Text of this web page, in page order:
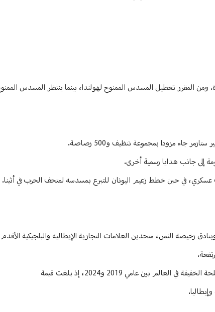
ومن المقرر تعطيل المسدس الممنوح لهولندا، بينما ينتظر المسدس
جاء مزودا بمجموعة تنظيف و500 رصاصة.
إلى جانب هدايا رسمية أخرى.
عسكري، في حين خطط زعيم اليونان للتبرع بمسدسه لمتحف الحرب في أثينا.
رخيصة الثمن، متحدين العلامات التجارية الإيطالية والبلجيكية الأقدم
بين عامي 2019 و2024، إذ بلغت قيمة